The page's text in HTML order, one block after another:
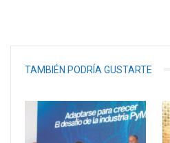
TAMBIÉN PODRÍA GUSTARTE